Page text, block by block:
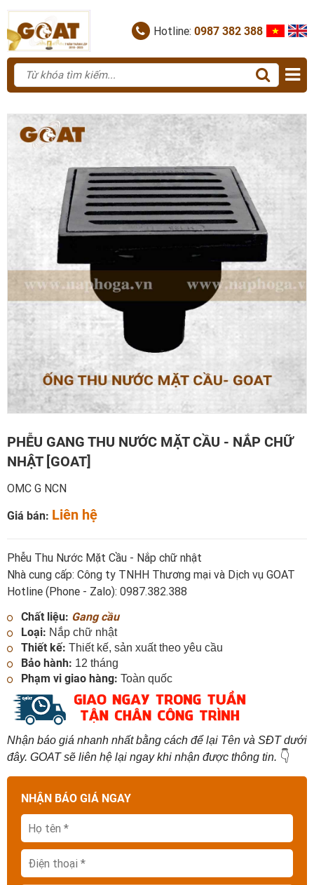
Hotline: 0987 382 388
PHỄU GANG THU NƯỚC MẶT CẦU - NẮP CHỮ
NHẬT [GOAT]
OMC G NCN
Giá bán: Liên hệ
Phễu Thu Nước Mặt Cầu - Nắp chữ nhật
Nhà cung cấp: Công ty TNHH Thương mại và Dịch vụ GOAT
Hotline (Phone - Zalo): 0987.382.388
Chất liệu: Gang cầu
Loại: Nắp chữ nhật
Thiết kế: Thiết kế, sản xuất theo yêu cầu
Bảo hành: 12 tháng
Phạm vi giao hàng: Toàn quốc
Nhận báo giá nhanh nhất bằng cách để lại Tên và SĐT dưới
đây. GOAT sẽ liên hệ lại ngay khi nhận được thông tin. 👇
NHẬN BÁO GIÁ NGAY